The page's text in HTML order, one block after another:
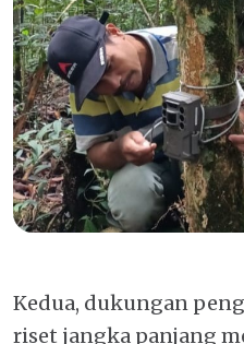
Kedua, dukungan
riset jangka panjang